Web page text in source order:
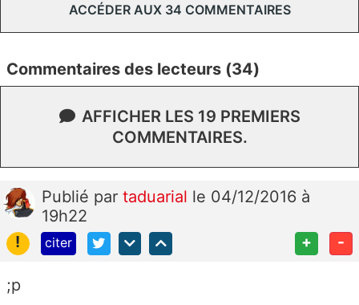
ACCÉDER AUX 34 COMMENTAIRES
Commentaires des lecteurs (34)
AFFICHER LES 19 PREMIERS
COMMENTAIRES.
Publié par taduarial le 04/12/2016 à
19h22
!
citer + -
;p